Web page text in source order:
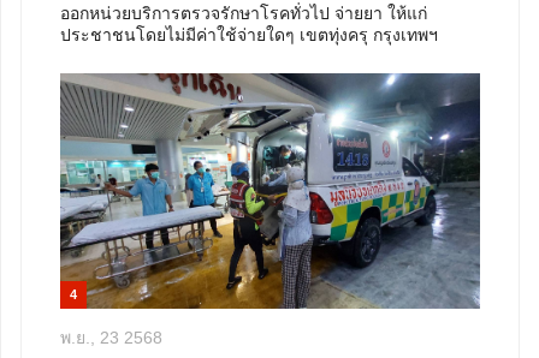
ออกหน่วยบริการตรวจรักษาโรคทั่วไป จ่ายยา ให้แก่
ประชาชนโดยไม่มีค่าใช้จ่ายใดๆ เขตทุ่งครุ กรุงเทพฯ
4
พ.ย., 23 2568